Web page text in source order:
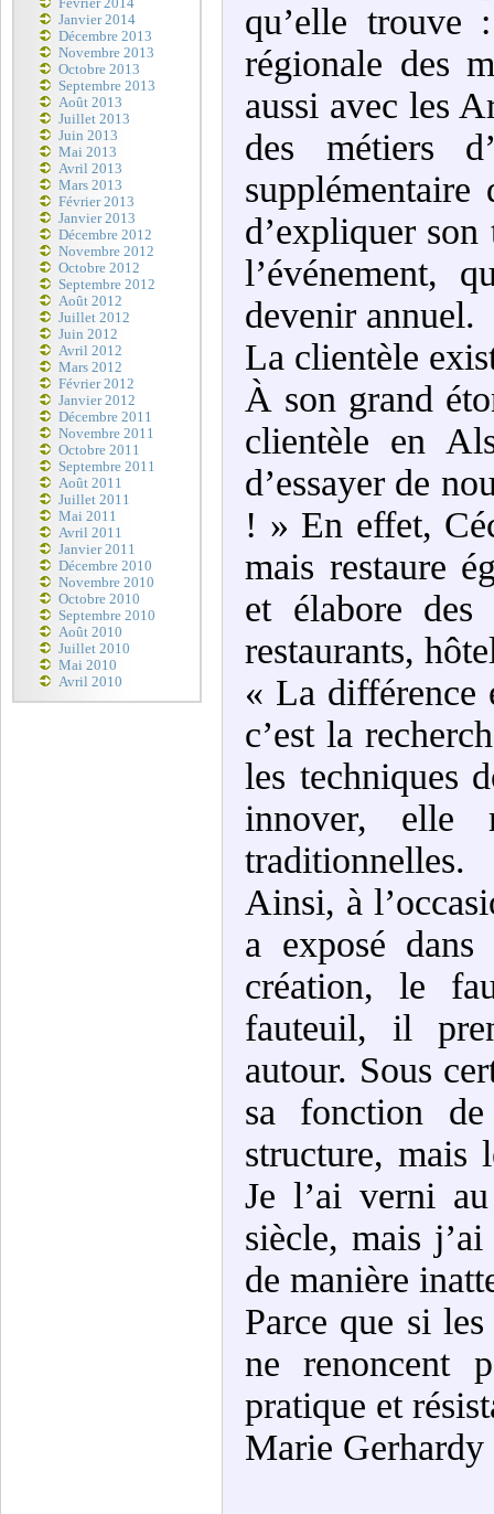
Janvier 2014
Décembre 2013
Novembre 2013
Octobre 2013
Septembre 2013
Août 2013
Juillet 2013
Juin 2013
Mai 2013
Avril 2013
Mars 2013
Février 2013
Janvier 2013
Décembre 2012
Novembre 2012
Octobre 2012
Septembre 2012
Août 2012
Juillet 2012
Juin 2012
Avril 2012
Mars 2012
Février 2012
Janvier 2012
Décembre 2011
Novembre 2011
Octobre 2011
Septembre 2011
Août 2011
Juillet 2011
Mai 2011
Avril 2011
Janvier 2011
Décembre 2010
Novembre 2010
Octobre 2010
Septembre 2010
Août 2010
Juillet 2010
Mai 2010
Avril 2010
qu’elle trouve
régionale des
aussi avec les
des métiers
d’expliquer
l’événement,
devenir annuel.
La clientèle
À son grand
clientèle en
d’essayer de
! » En effet,
mais restaure
et élabore des
restaurants,
« La différence
c’est la
les techniques
innover, elle
traditionnelles.
Ainsi, à
a exposé
création, le
fauteuil, il
autour. Sous
sa fonction
structure, mais
Je l’ai verni
siècle, mais
de manière
Parce que si
ne renoncent
pratique et
Marie Gerhardy